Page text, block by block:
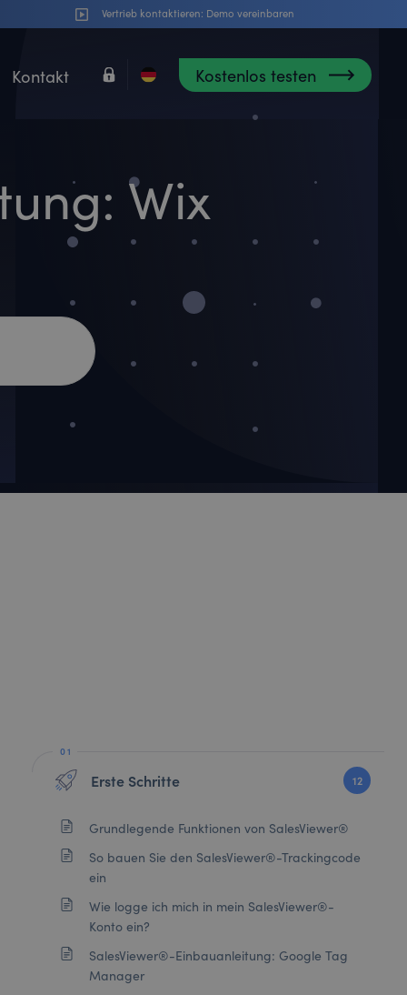
Vertrieb kontaktieren: Demo vereinbaren
Kontakt Kostenlos testen
Wix
Erste Schritte 12
Grundlegende Funktionen von SalesViewer®
So bauen Sie den SalesViewer®-Trackingcode
ein
Wie logge ich mich in mein SalesViewer®-
Konto ein?
SalesViewer®-Einbauanleitung: Google Tag
Manager